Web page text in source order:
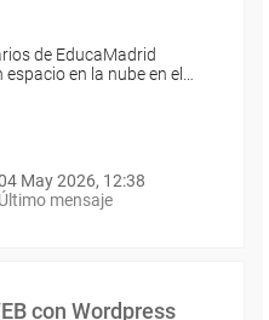
de EducaMadrid
en la nube en el…
May 2026, 12:38
Último mensaje
con Wordpress